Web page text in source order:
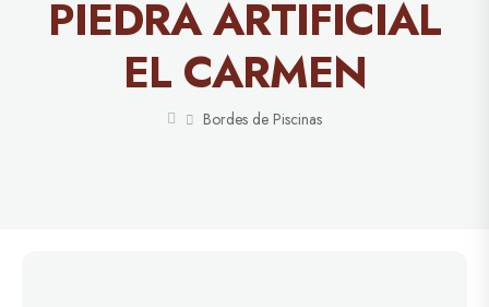
PIEDRA ARTIFICIAL
EL CARMEN
Bordes de Piscinas